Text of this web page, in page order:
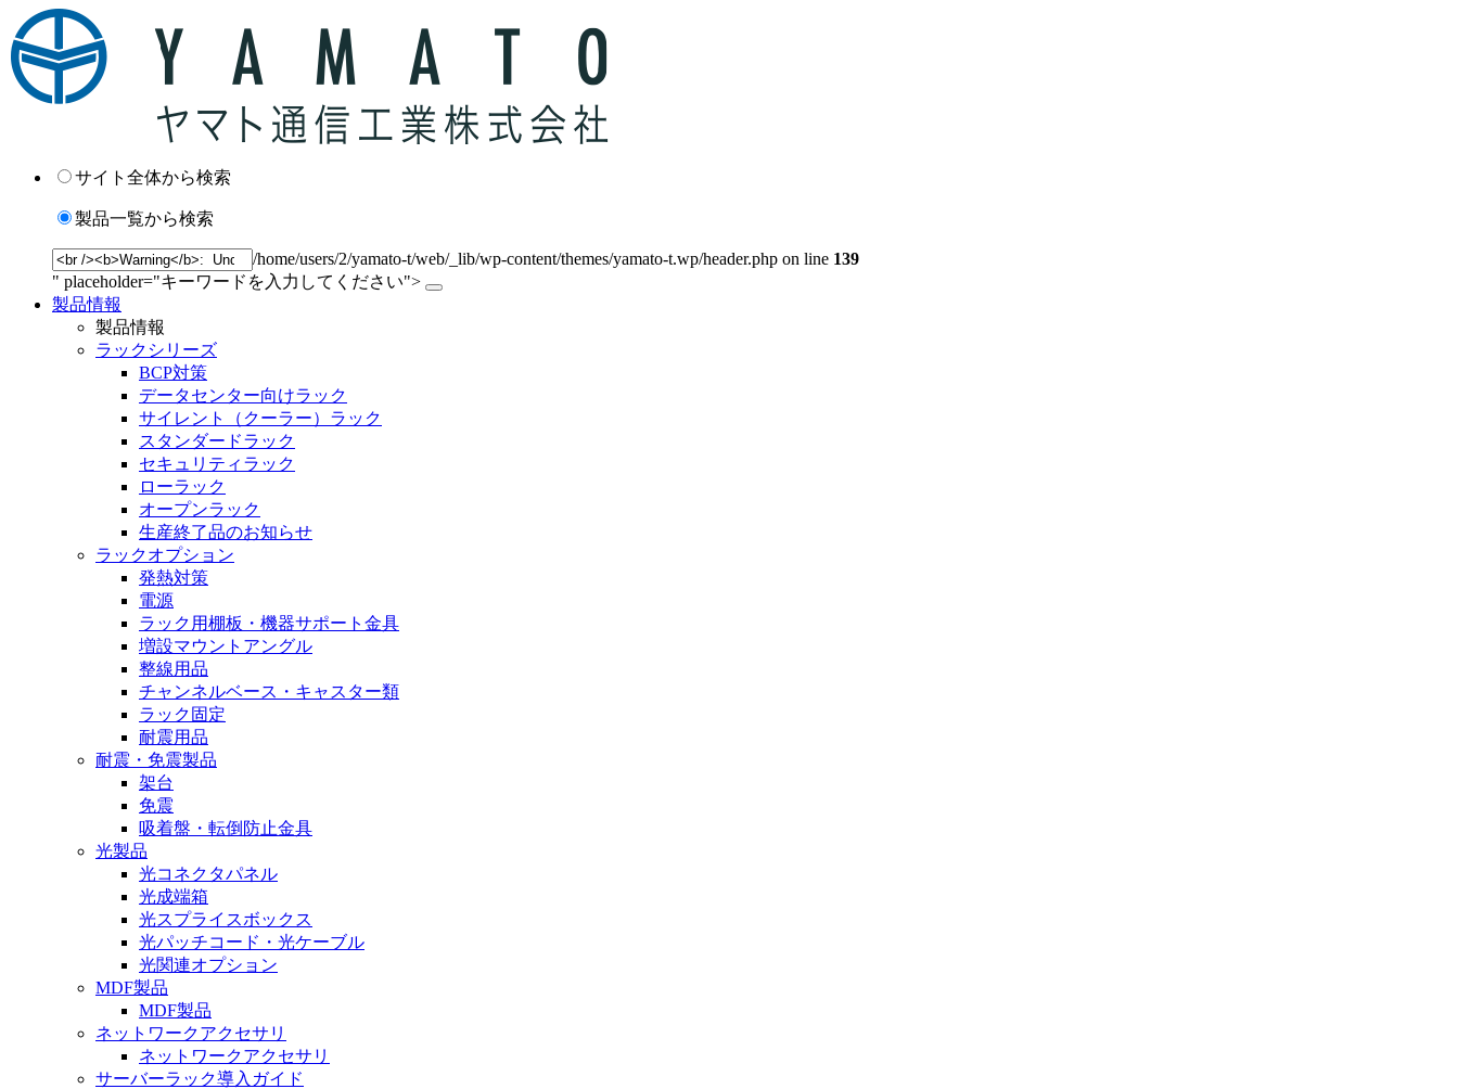
サイト全体から検索
製品一覧から検索
/home/users/2/yamato-t/web/_lib/wp-content/themes/yamato-t.wp/header.php on line 139
" placeholder="キーワードを入力してください">
製品情報
製品情報
ラックシリーズ
BCP対策
データセンター向けラック
サイレント（クーラー）ラック
スタンダードラック
セキュリティラック
ローラック
オープンラック
生産終了品のお知らせ
ラックオプション
発熱対策
電源
ラック用棚板・機器サポート金具
増設マウントアングル
整線用品
チャンネルベース・キャスター類
ラック固定
耐震用品
耐震・免震製品
架台
免震
吸着盤・転倒防止金具
光製品
光コネクタパネル
光成端箱
光スプライスボックス
光パッチコード・光ケーブル
光関連オプション
MDF製品
MDF製品
ネットワークアクセサリ
ネットワークアクセサリ
サーバーラック導入ガイド